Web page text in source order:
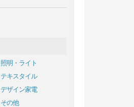
照明・ライト
テキスタイル
デザイン家電
その他